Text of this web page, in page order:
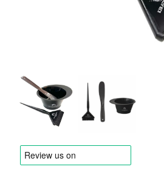
Versandarten & Zahlungsarten
Kontakt